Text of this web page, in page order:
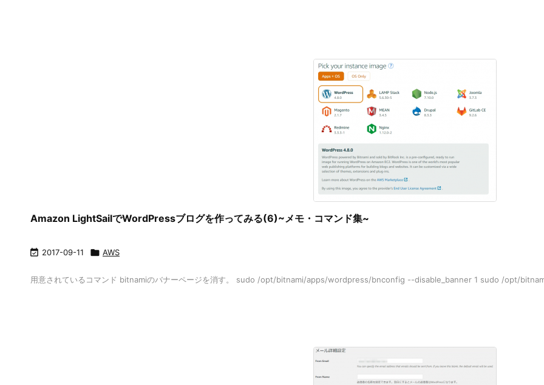
Amazon LightSailでWordPressブログを作ってみる(6)~メモ・コマンド集~
 2017-09-11  AWS
用意されているコマンド bitnamiのバナーページを消す。 sudo /opt/bitnami/apps/wordpress/bnconfig --disable_banner 1 sudo /opt/